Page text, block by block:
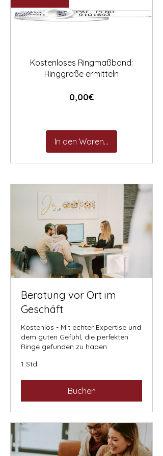
Kostenloses Ringmaßband:
Ringgröße ermitteln
0,00€Preis
In den Warenkorb
Beratung vor Ort im
Geschäft
Kostenlos - Mit echter Expertise und
dem guten Gefühl, die perfekten
Ringe gefunden zu haben.
1 Std.
Buchen